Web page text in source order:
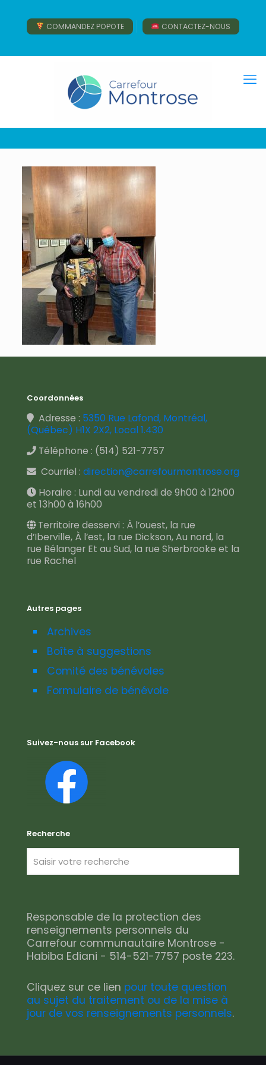
COMMANDEZ POPOTE CONTACTEZ-NOUS
Coordonnées
Adresse : 5350 Rue Lafond, Montréal,
(Québec) H1X 2X2, Local 1.430
Téléphone : (514) 521-7757
Courriel : direction@carrefourmontrose.org
Horaire : Lundi au vendredi de 9h00 à 12h00
et 13h00 à 16h00
Territoire desservi : À l’ouest, la rue
d’Iberville, À l’est, la rue Dickson, Au nord, la
rue Bélanger Et au Sud, la rue Sherbrooke et la
rue Rachel
Autres pages
Archives
Boîte à suggestions
Comité des bénévoles
Formulaire de bénévole
Suivez-nous sur Facebook
Recherche
Responsable de la protection des
renseignements personnels du
Carrefour communautaire Montrose -
Habiba Ediani - 514-521-7757 poste 223.
Cliquez sur ce lien pour toute question
au sujet du traitement ou de la mise à
jour de vos renseignements personnels.